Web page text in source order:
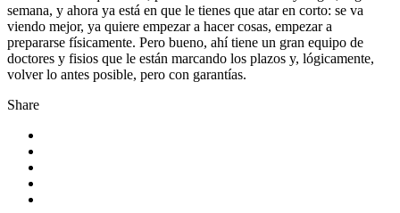
semana, y ahora ya está en que le tienes que atar en corto: se va
viendo mejor, ya quiere empezar a hacer cosas, empezar a
prepararse físicamente. Pero bueno, ahí tiene un gran equipo de
doctores y fisios que le están marcando los plazos y, lógicamente,
volver lo antes posible, pero con garantías.
Share